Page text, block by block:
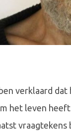
verklaard
het leven